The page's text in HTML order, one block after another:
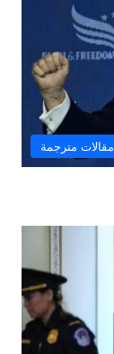
مقالات مترجمة